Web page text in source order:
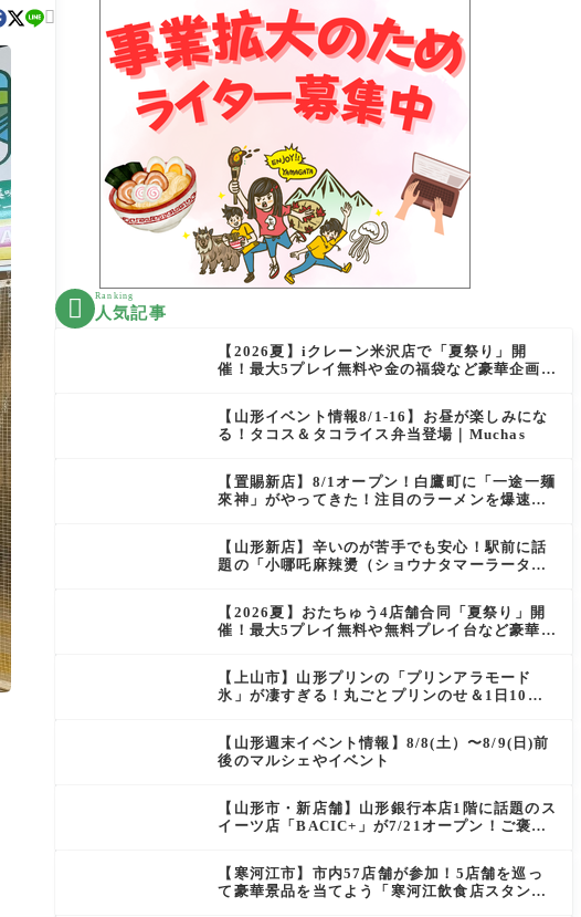

 Ranking
人気記事
【2026夏】iクレーン米沢店で「夏祭り」開
催！最大5プレイ無料や金の福袋など豪華企画が
【山形イベント情報8/1-16】お昼が楽しみにな
る！タコス＆タコライス弁当登場｜Muchas
【置賜新店】8/1オープン！白鷹町に「一途一麺
來神」がやってきた！注目のラーメンを爆速実
【山形新店】辛いのが苦手でも安心！駅前に話
題の「小哪吒麻辣燙（ショウナタマーラータ
【2026夏】おたちゅう4店舗合同「夏祭り」開
催！最大5プレイ無料や無料プレイ台など豪華企
【上山市】山形プリンの「プリンアラモード
氷」が凄すぎる！丸ごとプリンのせ＆1日10食
【山形週末イベント情報】8/8(土）〜8/9(日)前
後のマルシェやイベント
【山形市・新店舗】山形銀行本店1階に話題のス
イーツ店「BACIC+」が7/21オープン！ご褒美
【寒河江市】市内57店舗が参加！5店舗を巡っ
て豪華景品を当てよう「寒河江飲食店スタンプ